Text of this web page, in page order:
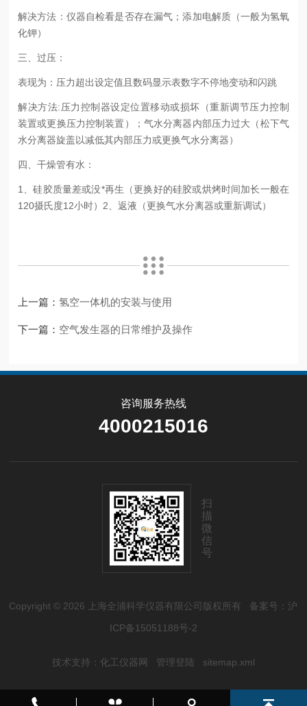
解决方法：仪器自检看是否存在漏气；添加电解质（一般为氢氧
化钾）
三、过压：
表现为：压力超出设定值且数码显示表数字不停地变动和闪跳
解决方法:压力控制器设定位置移动或损坏（重新调节压力控制
装置或更换压力控制装置）；气水分离器内部压力过大（松下气
水分离器旋盖以减低其内部压力或更换气水分离器）
四、干燥管有水：
1、硅胶质量差或没*再生（更换好的硅胶或烘烤时间加长一般在
120摄氏度12小时）2、返液（更换气水分离器或重新调试）
上一篇：氢空一体机的安装与使用
下一篇： 空气发生器的日常维护及操作
咨询服务热线
4000215016
扫
描
微
信
号
Copyright © 2026 上海全浦科学仪器有限公司版权所有 备案号：沪
ICP备15051188号-2
技术支持： 化工仪器网 管理登陆 sitemap.xml